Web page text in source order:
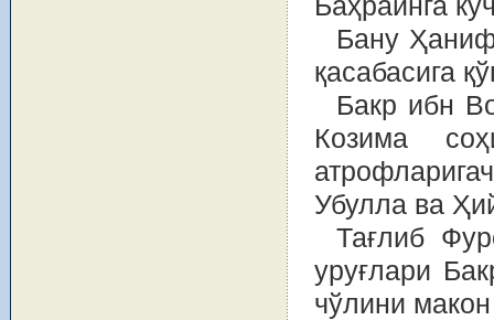
Бану
қасабасига
Бакр ибн
Козима
Убулла ва
Тағлиб
уруғлари
чўлини макон